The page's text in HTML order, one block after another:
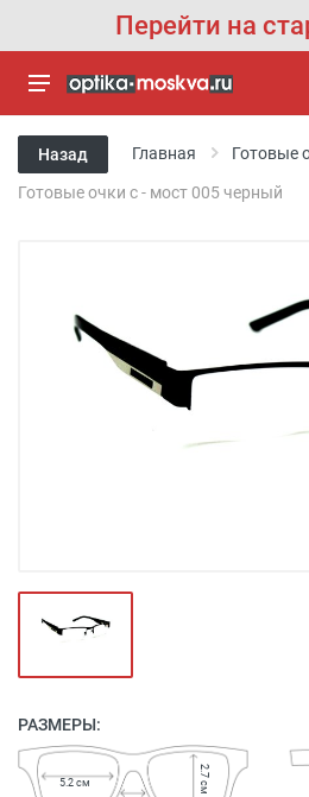
Перейти на
Назад Главная Готовые
Готовые очки с - мост 005 черный
РАЗМЕРЫ:
5.2 см 2.7 см